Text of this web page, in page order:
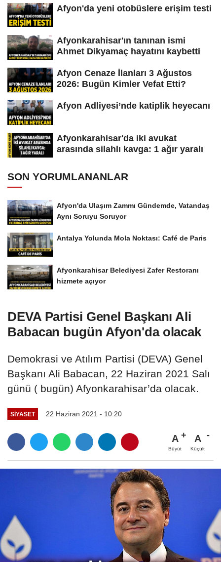
Afyon'da yeni otobüslere erişim testi
Afyonkarahisar'ın tanınan ismi
Ahmet Dikyamaç hayatını kaybetti
Afyon Cenaze İlanları 3 Ağustos
2026: Bugün Kimler Vefat Etti?
Afyon Adliyesi’nde katiplik heyecanı
Afyonkarahisar'da iki avukat
arasında silahlı kavga: 1 ağır yaralı
SON YORUMLANANLAR
Afyon'da Ulaşım Zammı Gündemde, Vatandaş
Aynı Soruyu Soruyor
Antalya Yolunda Mola Noktası: Café de Paris
Afyonkarahisar Belediyesi Zafer Restoranı
hizmete açıyor
DEVA Partisi Genel Başkanı Ali
Babacan bugün Afyon'da olacak
Demokrasi ve Atılım Partisi (DEVA) Genel
Başkanı Ali Babacan, 22 Haziran 2021 Salı
günü ( bugün) Afyonkarahisar’da olacak.
SIYASET 22 Haziran 2021 - 10:20
A
Büyüt
A
Küçült